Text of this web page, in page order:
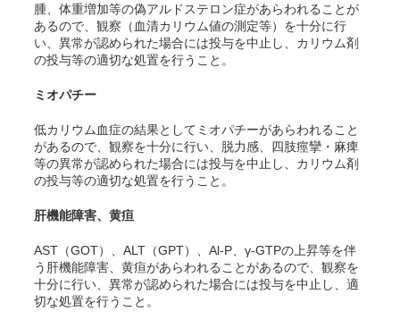
腫、体重増加等の偽アルドステロン症があらわれることが
あるので、観察（血清カリウム値の測定等）を十分に行
い、異常が認められた場合には投与を中止し、カリウム剤
の投与等の適切な処置を行うこと。
ミオパチー
低カリウム血症の結果としてミオパチーがあらわれること
があるので、観察を十分に行い、脱力感、四肢痙攣・麻痺
等の異常が認められた場合には投与を中止し、カリウム剤
の投与等の適切な処置を行うこと。
肝機能障害、黄疸
AST（GOT）、ALT（GPT）、Al-P、γ-GTPの上昇等を伴
う肝機能障害、黄疸があらわれることがあるので、観察を
十分に行い、異常が認められた場合には投与を中止し、適
切な処置を行うこと。